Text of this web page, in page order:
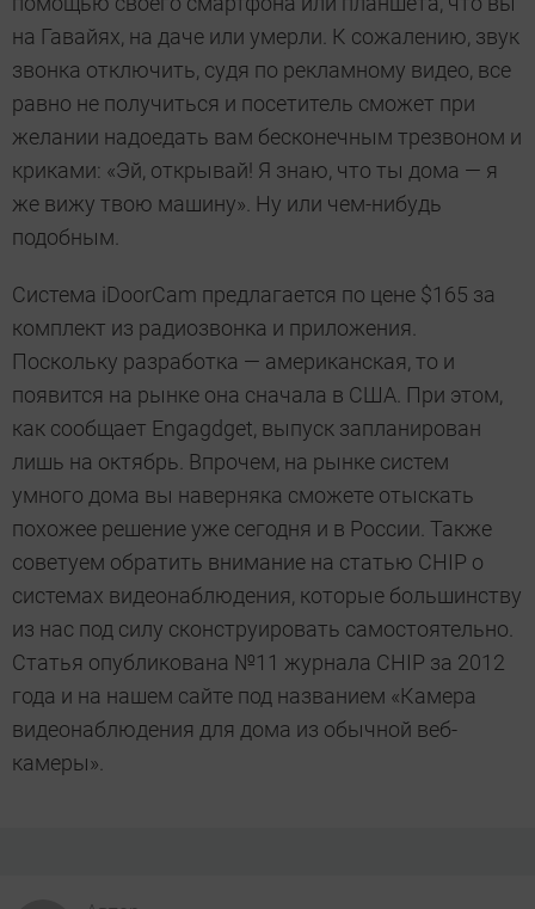
на Гавайях, на даче или умерли. К сожалению, звук
звонка отключить, судя по рекламному видео, все
равно не получиться и посетитель сможет при
желании надоедать вам бесконечным трезвоном и
криками: «Эй, открывай! Я знаю, что ты дома — я
же вижу твою машину». Ну или чем-нибудь
подобным.
Система iDoorCam предлагается по цене $165 за
комплект из радиозвонка и приложения.
Поскольку разработка — американская, то и
появится на рынке она сначала в США. При этом,
как сообщает Engagdget, выпуск запланирован
лишь на октябрь. Впрочем, на рынке систем
умного дома вы наверняка сможете отыскать
похожее решение уже сегодня и в России. Также
советуем обратить внимание на статью CHIP о
системах видеонаблюдения, которые большинству
из нас под силу сконструировать самостоятельно.
Статья опубликована №11 журнала CHIP за 2012
года и на нашем сайте под названием «Камера
видеонаблюдения для дома из обычной веб-
камеры».